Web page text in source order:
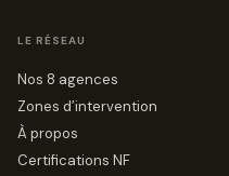
LE RÉSEAU
Nos 8 agences
Zones d’intervention
À propos
Certifications NF